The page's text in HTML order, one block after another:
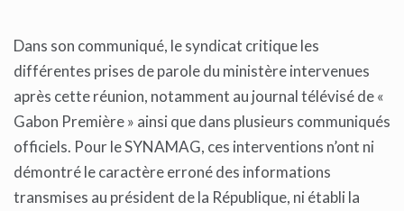
Dans son communiqué, le syndicat critique les
différentes prises de parole du ministère intervenues
après cette réunion, notamment au journal télévisé de «
Gabon Première » ainsi que dans plusieurs communiqués
officiels. Pour le SYNAMAG, ces interventions n’ont ni
démontré le caractère erroné des informations
transmises au président de la République, ni établi la